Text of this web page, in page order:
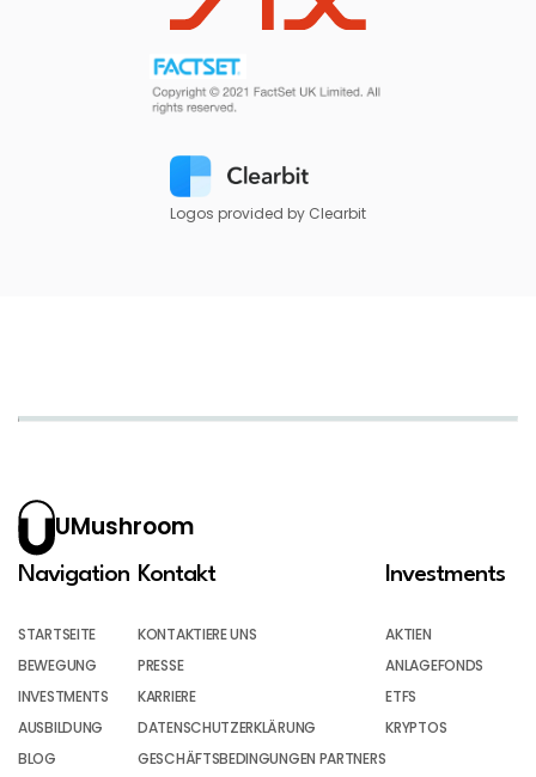
Logos provided by Clearbit
UMushroom
Navigation
STARTSEITE
BEWEGUNG
INVESTMENTS
AUSBILDUNG
BLOG
Kontakt
KONTAKTIERE UNS
PRESSE
KARRIERE
DATENSCHUTZERKLÄRUNG
GESCHÄFTSBEDINGUNGEN PARTNERS
Investments
AKTIEN
ANLAGEFONDS
ETFS
KRYPTOS